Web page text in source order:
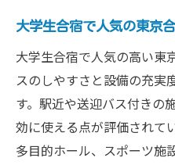
大学生合宿で人気の東京
大学生合宿で人気の高い東
スのしやすさと設備の充実
す。駅近や送迎バス付きの
効に使える点が評価されて
多目的ホール、スポーツ施